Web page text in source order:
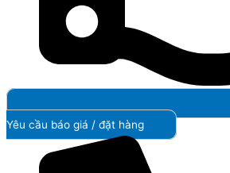
Yêu cầu báo giá / đặt hàng